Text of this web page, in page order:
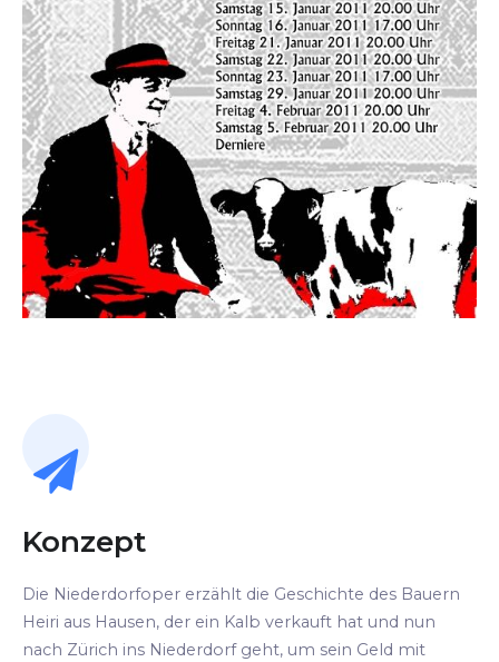
Konzept
Die Niederdorfoper erzählt die Geschichte des Bauern
Heiri aus Hausen, der ein Kalb verkauft hat und nun
nach Zürich ins Niederdorf geht, um sein Geld mit